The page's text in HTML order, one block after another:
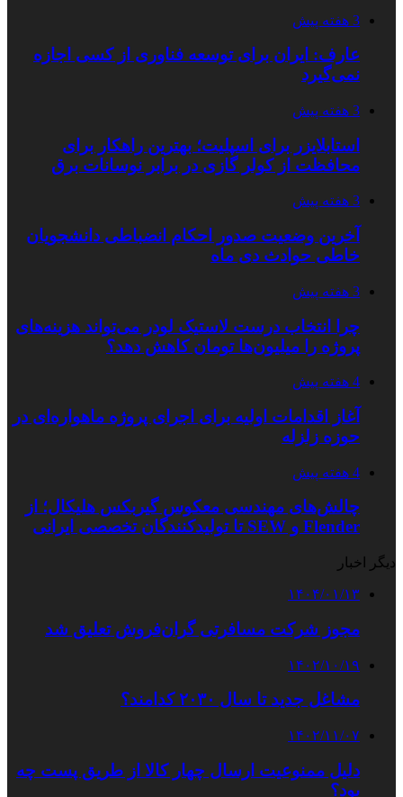
3 هفته پیش
عارف: ایران برای توسعه فناوری از کسی اجازه
نمی‌گیرد
3 هفته پیش
استابلایزر برای اسپلیت؛ بهترین راهکار برای
محافظت از کولر گازی در برابر نوسانات برق
3 هفته پیش
آخرین وضعیت صدور احکام انضباطی دانشجویان
خاطی حوادث دی ماه
3 هفته پیش
چرا انتخاب درست لاستیک لودر می‌تواند هزینه‌های
پروژه را میلیون‌ها تومان کاهش دهد؟
4 هفته پیش
آغاز اقدامات اولیه برای اجرای پروژه ماهواره‌ای در
حوزه زلزله
4 هفته پیش
چالش‌های مهندسی معکوس گیربکس هلیکال؛ از
Flender و SEW تا تولیدکنندگان تخصصی ایرانی
دیگر اخبار
۱۴۰۴/۰۱/۱۳
مجوز شرکت مسافرتی گران‌فروش تعلیق شد
۱۴۰۲/۱۰/۱۹
مشاغل جدید تا سال ۲۰۳۰ کدامند؟
۱۴۰۲/۱۱/۰۷
دلیل ممنوعیت ارسال چهار کالا از طریق پست چه
بود؟